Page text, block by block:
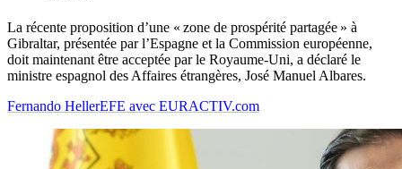
La récente proposition d’une « zone de prospérité partagée » à
Gibraltar, présentée par l’Espagne et la Commission européenne,
doit maintenant être acceptée par le Royaume-Uni, a déclaré le
ministre espagnol des Affaires étrangères, José Manuel Albares.
Fernando HellerEFE avec EURACTIV.com